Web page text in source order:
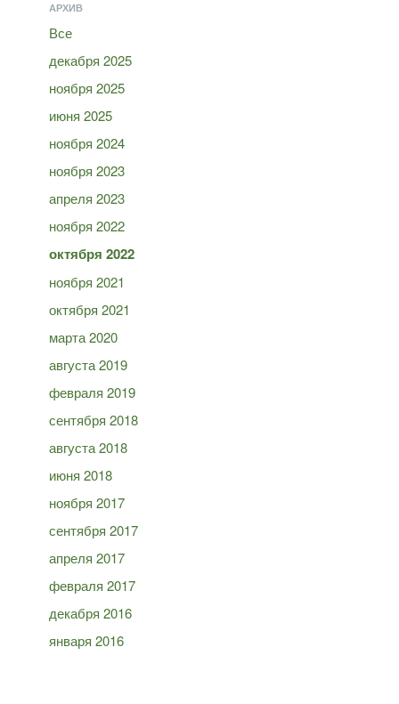
АРХИВ
Все
декабря 2025
ноября 2025
июня 2025
ноября 2024
ноября 2023
апреля 2023
ноября 2022
октября 2022
ноября 2021
октября 2021
марта 2020
августа 2019
февраля 2019
сентября 2018
августа 2018
июня 2018
ноября 2017
сентября 2017
апреля 2017
февраля 2017
декабря 2016
января 2016